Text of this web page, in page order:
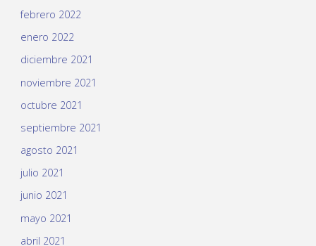
febrero 2022
enero 2022
diciembre 2021
noviembre 2021
octubre 2021
septiembre 2021
agosto 2021
julio 2021
junio 2021
mayo 2021
abril 2021